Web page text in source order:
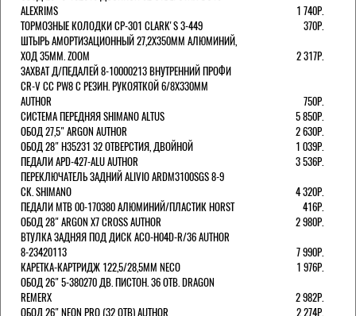
ALEXRIMS
1 740Р.
ТОРМОЗНЫЕ КОЛОДКИ CP-301 CLARK'S 3-449
370Р.
ШТЫРЬ АМОРТИЗАЦИОННЫЙ 27,2Х350ММ АЛЮМИНИЙ,
ХОД 35ММ. ZOOM
2 317Р.
ЗАХВАТ Д/ПЕДАЛЕЙ 8-10000213 ВНУТРЕННИЙ ПРОФИ
CR-V CC PW8 С РЕЗИН. РУКОЯТКОЙ 6/8X330ММ
AUTHOR
750Р.
СИСТЕМА ПЕРЕДНЯЯ SHIMANO ALTUS
5 850Р.
ОБОД 27,5" ARGON AUTHOR
2 630Р.
ОБОД 28" H35231 32 ОТВЕРСТИЯ, ДВОЙНОЙ
1 039Р.
ПЕДАЛИ APD-427-ALU AUTHOR
3 536Р.
ПЕРЕКЛЮЧАТЕЛЬ ЗАДНИЙ ALIVIO ARDM3100SGS 8-9
СК. SHIMANO
4 320Р.
ПЕДАЛИ MTB 00-170380 АЛЮМИНИЙ/ПЛАСТИК HORST
416Р.
ОБОД 28" ARGON X7 CROSS AUTHOR
2 980Р.
ВТУЛКА ЗАДНЯЯ ПОД ДИСК ACO-H04D-R/36 AUTHOR
8-23420113
7 990Р.
КАРЕТКА-КАРТРИДЖ 122,5/28,5ММ NECO
1 976Р.
ОБОД 26" 5-380270 ДВ. ПИСТОН. 36 ОТВ. DRAGON
REMERX
2 982Р.
ОБОД 26" NEON PRO (32 ОТВ) AUTHOR
2 274Р.